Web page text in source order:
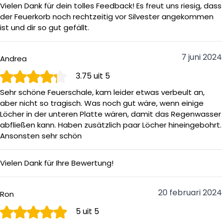
Vielen Dank für dein tolles Feedback! Es freut uns riesig, dass
der Feuerkorb noch rechtzeitig vor Silvester angekommen
ist und dir so gut gefällt.
Andrea
3.75uit 5
7 juni 2024
Sehr schöne Feuerschale, kam leider etwas verbeult an,
aber nicht so tragisch. Was noch gut wäre, wenn einige
Löcher in der unteren Platte wären, damit das Regenwasser
abfließen kann. Haben zusätzlich paar Löcher hineingebohrt.
Ansonsten sehr schön
Vielen Dank für Ihre Bewertung!
Ron
5uit 5
20 februari 2024